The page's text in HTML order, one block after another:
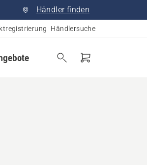
Händler finden
Händlersuche